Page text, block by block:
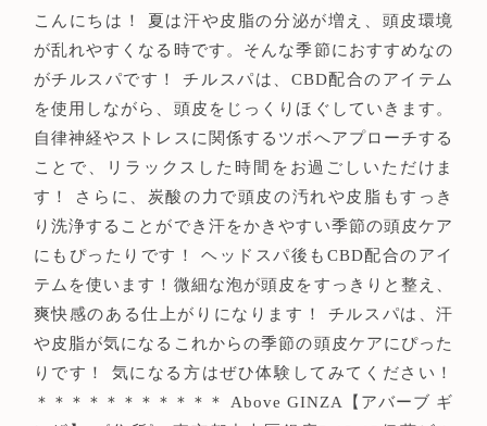
こんにちは！ 夏は汗や皮脂の分泌が増え、頭皮環境
が乱れやすくなる時です。そんな季節におすすめなの
がチルスパです！ チルスパは、CBD配合のアイテム
を使用しながら、頭皮をじっくりほぐしていきます。
自律神経やストレスに関係するツボへアプローチする
ことで、リラックスした時間をお過ごしいただけま
す！ さらに、炭酸の力で頭皮の汚れや皮脂もすっき
り洗浄することができ汗をかきやすい季節の頭皮ケア
にもぴったりです！ ヘッドスパ後もCBD配合のアイ
テムを使います！微細な泡が頭皮をすっきりと整え、
爽快感のある仕上がりになります！ チルスパは、汗
や皮脂が気になるこれからの季節の頭皮ケアにぴった
りです！ 気になる方はぜひ体験してみてください！
＊＊＊＊＊＊＊＊＊＊＊ Above GINZA【アバーブ ギ